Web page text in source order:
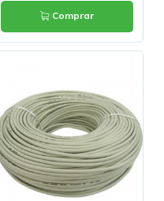
Comprar